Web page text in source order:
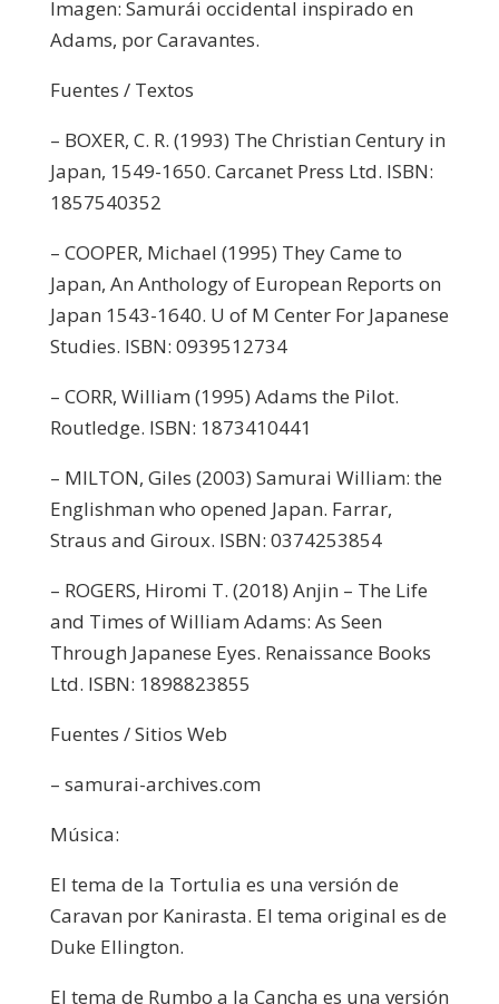
Imagen: Samurái occidental inspirado en
Adams, por Caravantes.
Fuentes / Textos
– BOXER, C. R. (1993) The Christian Century in
Japan, 1549-1650. Carcanet Press Ltd. ISBN:
1857540352
– COOPER, Michael (1995) They Came to
Japan, An Anthology of European Reports on
Japan 1543-1640. U of M Center For Japanese
Studies. ISBN: 0939512734
– CORR, William (1995) Adams the Pilot.
Routledge. ISBN: 1873410441
– MILTON, Giles (2003) Samurai William: the
Englishman who opened Japan. Farrar,
Straus and Giroux. ISBN: 0374253854
– ROGERS, Hiromi T. (2018) Anjin – The Life
and Times of William Adams: As Seen
Through Japanese Eyes. Renaissance Books
Ltd. ISBN: 1898823855
Fuentes / Sitios Web
– samurai-archives.com
Música:
El tema de la Tortulia es una versión de
Caravan por Kanirasta. El tema original es de
Duke Ellington.
El tema de Rumbo a la Cancha es una versión